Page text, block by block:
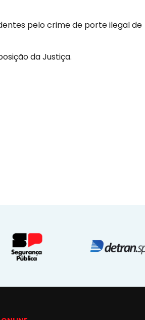
pelo crime de porte ilegal de
da Justiça.